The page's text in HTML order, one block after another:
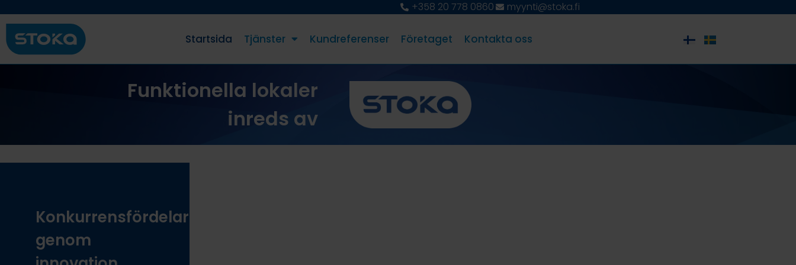
+358 20 778 0860 myynti@stoka.fi
Startsida Tjänster Kundreferenser Företaget Kontakta oss
Funktionella lokaler
inreds av
Konkurrensfördelar
genom